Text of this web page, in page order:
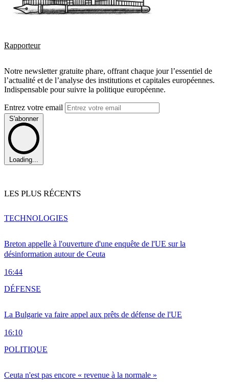
Rapporteur
Notre newsletter gratuite phare, offrant chaque jour l’essentiel de
l’actualité et de l’analyse des institutions et capitales européennes.
Indispensable pour suivre la politique européenne.
Entrez votre email
S'abonner
Loading...
LES PLUS RÉCENTS
Breton appelle à l'ouverture d'une enquête de l'UE sur la
désinformation autour de Ceuta
16:44
TECHNOLOGIES
La Bulgarie va faire appel aux prêts de défense de l'UE
16:10
DÉFENSE
Ceuta n'est pas encore « revenue à la normale »
POLITIQUE